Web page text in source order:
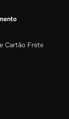
Cartão Frete